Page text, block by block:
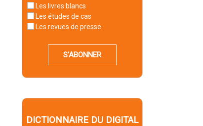
Les livres blancs
Les études de cas
Les revues de presse
S'ABONNER
DICTIONNAIRE DU DIGITAL